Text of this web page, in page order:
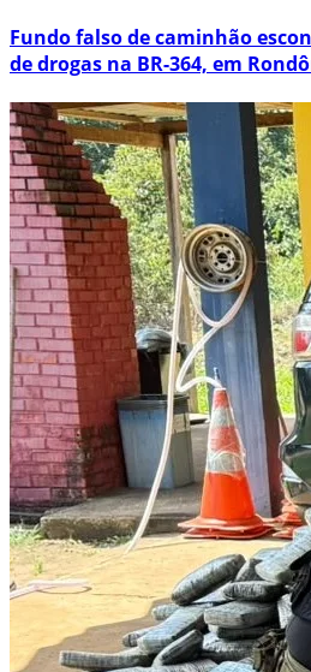
Fundo falso de caminhão
de drogas na BR-364, em